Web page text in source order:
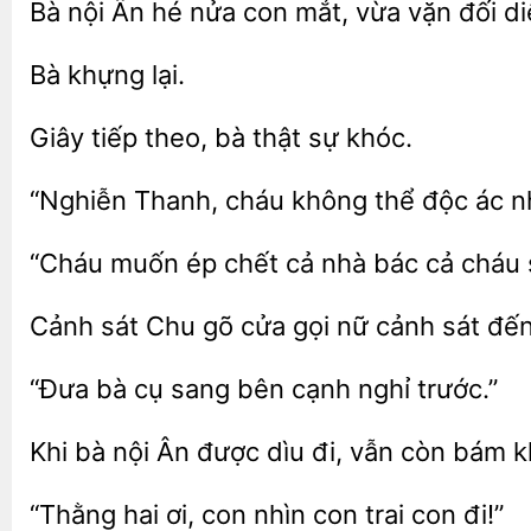
Bà nội Ân hé con mắt, vừa đối
Giây bà thật khóc.
“Nghiễn Thanh, không thể độc ác
muốn chết cả nhà bác cả cháu
Cảnh sát cửa gọi nữ cảnh
“Đưa bà sang bên trước.”
Khi bà nội được dìu đi, vẫn bám
“Thằng hai nhìn con con đi!”